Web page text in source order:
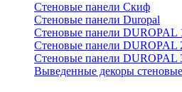
Стеновые панели Скиф
Стеновые панели Duropal
Стеновые панели DUROPAL
Стеновые панели DUROPAL
Стеновые панели DUROPAL
Выведенные декоры